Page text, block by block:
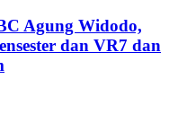
Agung Widodo,
dan VR7 dan